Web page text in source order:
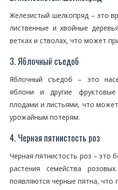
Железистый шелкопряд – это
лиственные и хвойные
ветках и стволах, что может
3. Яблочный съедоб
Яблочный съедоб – это
яблони и другие
плодами и листьями, что
урожайным потерям.
4. Черная пятнистость роз
Черная пятнистость роз – это
растения семейства
появляются черные пятна, что